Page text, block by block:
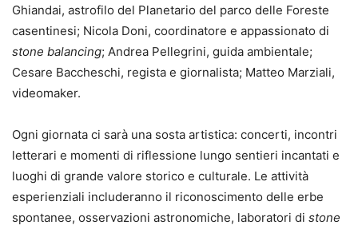
Ghiandai, astrofilo del Planetario del parco delle Foreste
casentinesi; Nicola Doni, coordinatore e appassionato di
stone balancing; Andrea Pellegrini, guida ambientale;
Cesare Baccheschi, regista e giornalista; Matteo Marziali,
videomaker.
Ogni giornata ci sarà una sosta artistica: concerti, incontri
letterari e momenti di riflessione lungo sentieri incantati e
luoghi di grande valore storico e culturale. Le attività
esperienziali includeranno il riconoscimento delle erbe
spontanee, osservazioni astronomiche, laboratori di stone